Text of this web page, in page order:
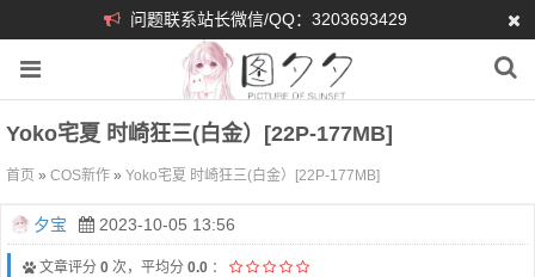
问题联系站长微信/QQ：3203693429
Yoko宅夏 时崎狂三(白金）[22P-177MB]
首页 » COS新作 » Yoko宅夏 时崎狂三(白金）[22P-177MB]
夕宝 2023-10-05 13:56
文章评分 0 次，平均分 0.0 ：